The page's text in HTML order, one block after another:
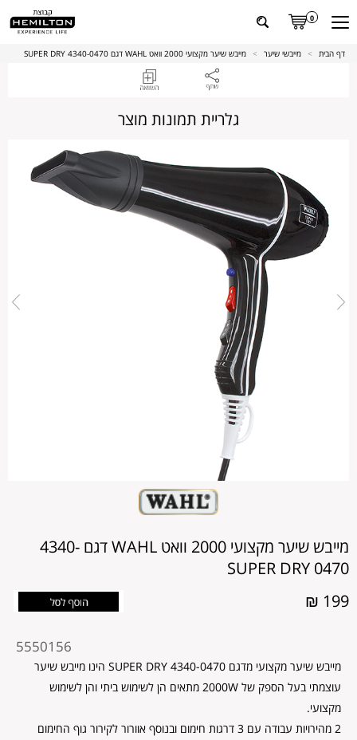
0
דף הבית > מייבשי שיער > מייבש שיער מקצועי 2000 וואט WAHL דגם 4340-0470 SUPER DRY
מייבש שיער מקצועי 2000 וואט WAHL דגם 4340-
0470 SUPER DRY
199 ₪
5550156
מוצר
מייבש שיער מקצועי מדגם 4340-0470 SUPER DRY הינו מייבש שיער
עוצמתי בעל הספק של 2000W מתאים הן לשימוש ביתי והן לשימוש
מקצועי.
2 מהירויות עבודה עם 3 דרגות חימום ובנוסף אוורור לקירור גוף החימום
גלריית תמונות מוצר